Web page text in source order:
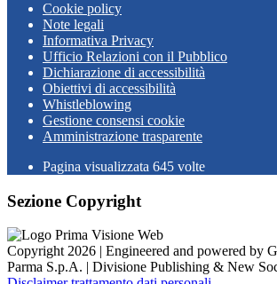
Cookie policy
Note legali
Informativa Privacy
Ufficio Relazioni con il Pubblico
Dichiarazione di accessibilità
Obiettivi di accessibilità
Whistleblowing
Gestione consensi cookie
Amministrazione trasparente
Pagina visualizzata 645 volte
Sezione Copyright
Copyright 2026 | Engineered and powered by
Parma S.p.A. | Divisione Publishing & New